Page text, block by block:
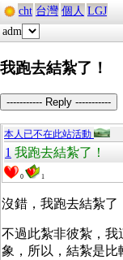
cht 台灣 個人 LGJ
adm
我跑去結紮了！
----------- Reply -----------
本人已不在此站活動
1 我跑去結紮了！
0 1
沒錯，我跑去結紮了
不過此紮非彼紮，我
象，所以，結紮是比